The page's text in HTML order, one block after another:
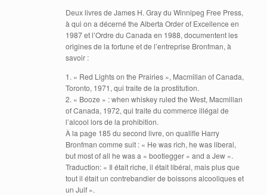
Deux livres de James H. Gray du Winnipeg Free Press,
à qui on a décerné the Alberta Order of Excellence en
1987 et l’Ordre du Canada en 1988, documentent les
origines de la fortune et de l’entreprise Bronfman, à
savoir :
1. « Red Lights on the Prairies », Macmillan of Canada,
Toronto, 1971, qui traite de la prostitution.
2. « Booze » : when whiskey ruled the West, Macmillan
of Canada, 1972, qui traite du commerce illégal de
l’alcool lors de la prohibition.
À la page 185 du second livre, on qualifie Harry
Bronfman comme suit : « He was rich, he was liberal,
but most of all he was a « bootlegger » and a Jew ».
Traduction: « Il était riche, il était libéral, mais plus que
tout il était un contrebandier de boissons alcooliques et
un Juif ».